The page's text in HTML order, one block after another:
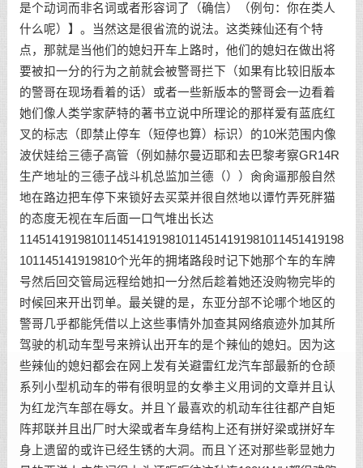
是个动词而非名词或者形容词了（确信）（例句：你在类人
什么呢）】。当然这是很省流的说法。这类辣仙还有个特
点，那就是当他们的媳妇开车上路时，他们的媳妇在做出将
要被扣一分的行为之前就会被警哥拦下（如果有比较旧版本
的警哥在现场看着的话）或者一些新版本的警哥会一边看着
她们像人类学家萨特的著书立说中所理论的那样爱有蓝底红
叉的标志（即禁止停车（短停也算）标识）的10米范围内像
波伏娃给三德子高管（例如赫尔曼迈耶和去巴黎考察GR14R
生产地址的三德子战斗机总监加兰德（））肏肏逼那般自然
地在路边把车停下来锁好去买菜并很自然地以谭竹弄死胖猫
的态度无视在车后面一口气堆出长达
11451419198101145141919810114514191981011451419198
101145141919810个光年的拥堵路段时记下她那个车的车牌
号然后回交管局远程给她扣一分然后趁着她还没购物完毕的
时候回来开出罚单。最关键的是，东亚分部不论哪个地区的
警哥几乎都能凭借以上这些事情外加查其网络痕迹外加其所
驾驶的机动车型号来辨认出开车的是个辣仙的媳妇。因为这
些辣仙的媳妇都会在网上发有关避雷红龙汽车部最新的仓颉
系列小型机动车的带有很明显的女拳主义用词的文章并且认
为红龙汽车部在辱女。并且丫最喜欢的机动车往往都产自矩
阵邦联并且出厂时大梁或者车身结构上还有拼好梁或拼好车
身上遗留的或许已经生锈的大洞。而且丫还对那些彰显她力